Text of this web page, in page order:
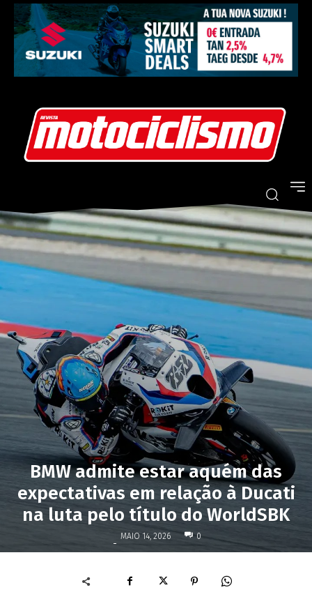
BMW admite estar aquém das
expectativas em relação à Ducati
na luta pelo título do WorldSBK
- MAIO 14, 2026 0